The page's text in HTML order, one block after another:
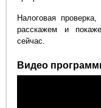
Налоговая
расскажем и
сейчас.
Видео